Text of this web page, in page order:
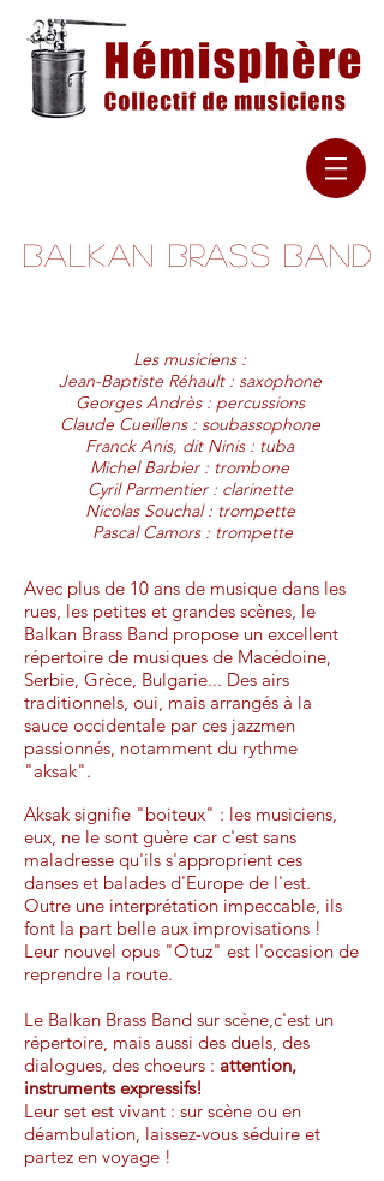
Balkan Brass Band
Avec plus de 10 ans de musique dans les
rues, les petites et grandes scènes, le
Balkan Brass Band propose un excellent
répertoire de musiques de Macédoine,
Serbie, Grèce, Bulgarie... Des airs
traditionnels, oui, mais arrangés à la
sauce occidentale par ces jazzmen
passionnés, notamment du rythme
"aksak".
Aksak signifie "boiteux" : les musiciens,
eux, ne le sont guère car c'est sans
maladresse qu'ils s'approprient ces
danses et balades d'Europe de l'est.
Outre une interprétation impeccable, ils
font la part belle aux improvisations !
Leur nouvel opus "Otuz" est l'occasion de
reprendre la route.
Le Balkan Brass Band sur scène,c'est un
répertoire, mais aussi des duels, des
dialogues, des choeurs : attention,
instruments expressifs!
Leur set est vivant : sur scène ou en
déambulation, laissez-vous séduire et
partez en voyage !
Les musiciens :
Jean-Baptiste Réhault : saxophone
Georges Andrès : percussions
Claude Cueillens : soubassophone
Franck Anis, dit Ninis : tuba
Michel Barbier : trombone
Cyril Parmentier : clarinette
Nicolas Souchal : trompette
Pascal Camors : trompette